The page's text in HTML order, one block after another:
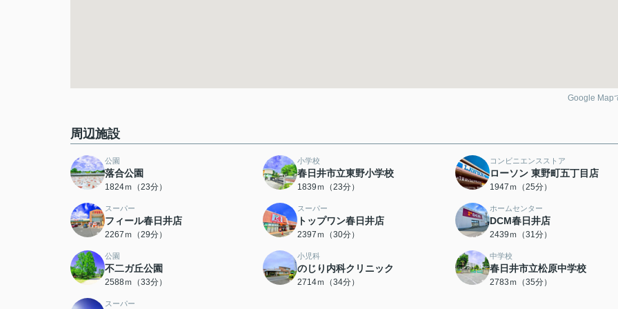
Google Map
周辺施設
公園
落合公園
1824ｍ（23分）
小学校
春日井市立東野小学校
1839ｍ（23分）
コンビニエンスストア
ローソン 東野町五丁目店
1947ｍ（25分）
スーパー
フィール春日井店
2267ｍ（29分）
スーパー
トップワン春日井店
2397ｍ（30分）
ホームセンター
DCM春日井店
2439ｍ（31分）
公園
不二ガ丘公園
2588ｍ（33分）
小児科
のじり内科クリニック
2714ｍ（34分）
中学校
春日井市立松原中学校
2783ｍ（35分）
スーパー